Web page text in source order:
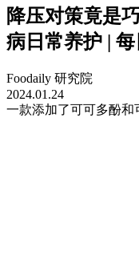
降压对策竟是
病日常养护 |
Foodaily 研究院
2024.01.24
一款添加了可可多酚和